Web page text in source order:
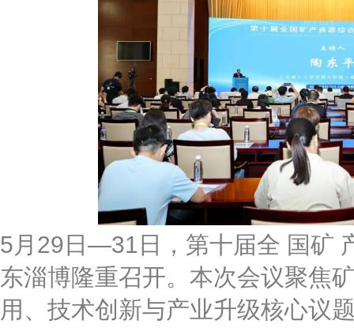
5月29日—31日，第十届全 国矿
东淄博隆重召开。本次会议聚焦
用、技术创新与产业升级核心议